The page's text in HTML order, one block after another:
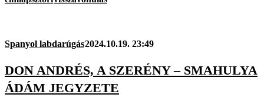
Spanyol labdarúgás2024.10.19. 23:49
DON ANDRÉS, A SZERÉNY – SMAHULYA
ÁDÁM JEGYZETE